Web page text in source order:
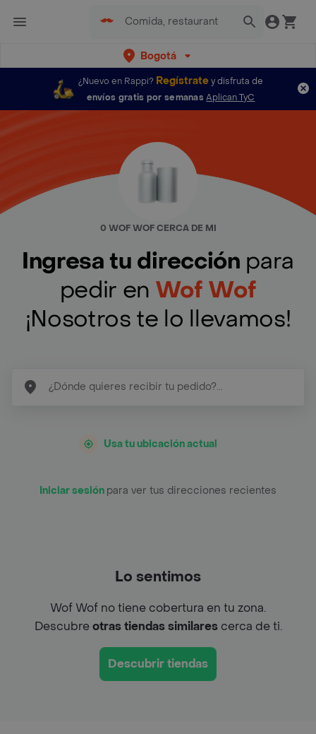
Bogotá
¿Nuevo en Rappi? Regístratey disfruta de
envíos gratis por semanas Aplican TyC
0 WOF WOF CERCA DE MI
Ingresa tu dirección para
pedir en Wof Wof
¡Nosotros te lo llevamos!
Usa tu ubicación actual
Iniciar sesión para ver tus direcciones recientes
Lo sentimos
Wof Wof no tiene cobertura en tu zona.
Descubreotras tiendas similarescerca de ti.
Descubrir tiendas